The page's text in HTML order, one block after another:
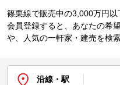
篠栗線で販売中の3,000万円以
会員登録すると、あなたの希
や、人気の一軒家・建売を検索
沿線・駅